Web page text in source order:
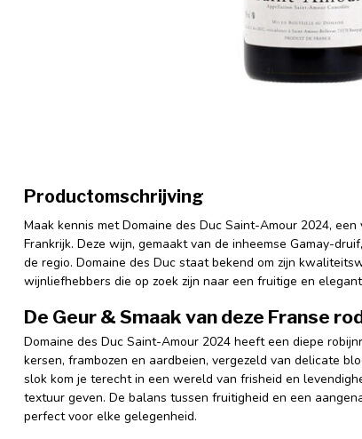
Productomschrijving
Maak kennis met Domaine des Duc Saint-Amour 2024,
Frankrijk. Deze wijn, gemaakt van de inheemse Gamay-
de regio. Domaine des Duc staat bekend om zijn
wijnliefhebbers die op zoek zijn naar een fruitige en
De Geur & Smaak van deze Franse
Domaine des Duc Saint-Amour 2024 heeft een diepe
kersen, frambozen en aardbeien, vergezeld van delicate
slok kom je terecht in een wereld van frisheid en
textuur geven. De balans tussen fruitigheid en een
perfect voor elke gelegenheid.